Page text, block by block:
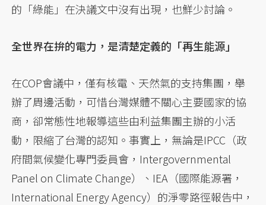
的「綠能」在決議文中沒有出現，也鮮少討論。
全世界在拚的電力，是清楚定義的「再生能源」
在COP會議中，僅有核電、天然氣的支持集團，舉
辦了周邊活動，可惜台灣媒體不關心主要國家的協
商，卻常態性地報導這些由利益集團主辦的小活
動，限縮了台灣的認知。事實上，無論是IPCC（政
府間氣候變化專門委員會，Intergovernmental
Panel on Climate Change）、IEA（國際能源署，
International Energy Agency）的淨零路徑報告中，